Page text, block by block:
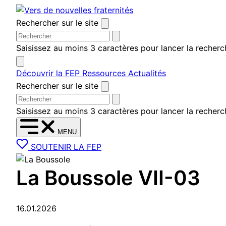
Aller au contenu
Rechercher sur le site
Saisissez au moins 3 caractères pour lancer la
Découvrir la FEP Ressources Actualités
Rechercher sur le site
Saisissez au moins 3 caractères pour lancer la
MENU
SOUTENIR LA FEP
La Boussole VII-03
16.01.2026